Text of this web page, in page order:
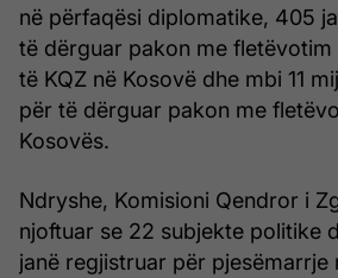
në përfaqësi diplomatike, 405
të dërguar pakon me
të KQZ në Kosovë dhe mbi 11
për të dërguar pakon me
Kosovës.
Ndryshe, Komisioni Qendror i
njoftuar se 22 subjekte politike
janë regjistruar për pjesëmarrje